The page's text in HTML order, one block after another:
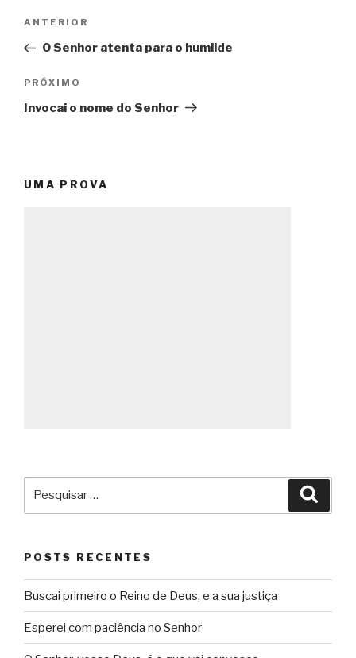
Post
Post
anterior
ANTERIOR
O Senhor atenta para o humilde
Próximo
post
PRÓXIMO
Invocai o nome do Senhor
UMA PROVA
POSTS RECENTES
Buscai primeiro o Reino de Deus, e a sua justiça
Esperei com paciência no Senhor